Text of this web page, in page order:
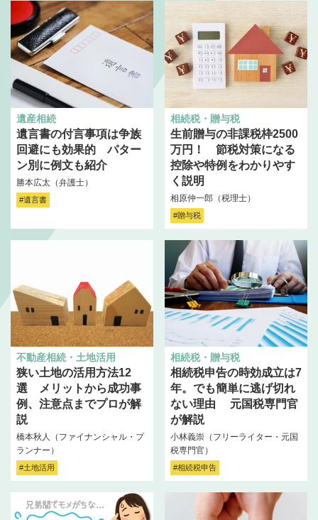
遺産相続
遺言書の付言事項は争族
回避にも効果的 パター
ン別に例文も紹介
勝本広太（弁護士）
#遺言書
相続税・贈与税
生前贈与の非課税枠2500
万円！ 節税対策になる
控除や特例をわかりやす
く説明
相原仲一郎（税理士）
#贈与税
不動産相続・土地活用
狭い土地の活用方法12
選 メリットから成功事
例、注意点までプロが解
説
橋本秋人（ファイナンシャル・プ
ランナー）
#土地活用
相続税・贈与税
相続税申告の時効成立は7
年。でも簡単に逃げ切れ
ない理由 元国税専門官
が解説
小林義崇（フリーライター・元国
税専門官）
#相続税申告